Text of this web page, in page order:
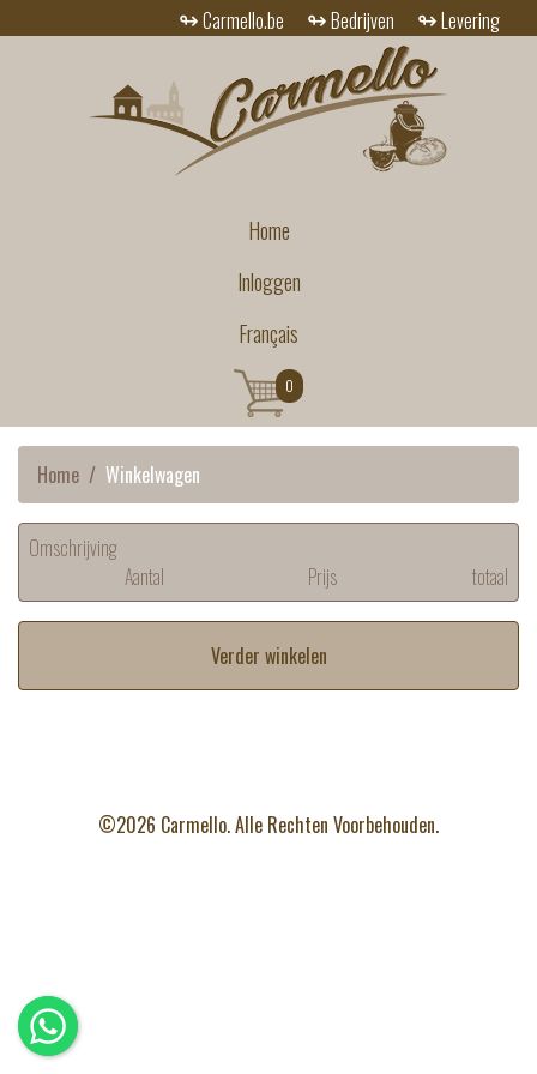
↬Carmello.be ↬Bedrijven ↬Levering
Home
Inloggen
Français
0
Home Winkelwagen
Omschrijving
Aantal
Prijs totaal
Verder winkelen
©2026 Carmello. Alle Rechten Voorbehouden.